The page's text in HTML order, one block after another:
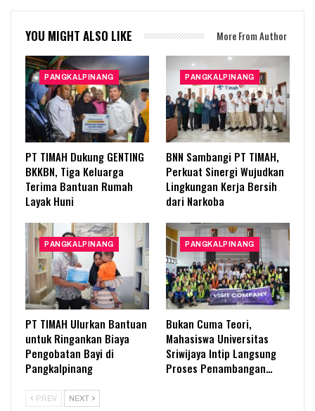
YOU MIGHT ALSO LIKE More From Author
PANGKALPINANG
PT TIMAH Dukung GENTING
BKKBN, Tiga Keluarga
Terima Bantuan Rumah
Layak Huni
PANGKALPINANG
BNN Sambangi PT TIMAH,
Perkuat Sinergi Wujudkan
Lingkungan Kerja Bersih
dari Narkoba
PANGKALPINANG
PT TIMAH Ulurkan Bantuan
untuk Ringankan Biaya
Pengobatan Bayi di
Pangkalpinang
PANGKALPINANG
Bukan Cuma Teori,
Mahasiswa Universitas
Sriwijaya Intip Langsung
Proses Penambangan…
PREV NEXT